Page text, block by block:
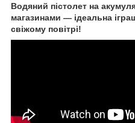
Водяний пістолет на
магазинами — ідеальна
свіжому повітрі!